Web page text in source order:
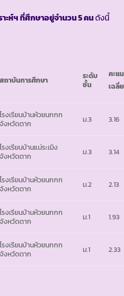
าะห์ฯ ที่ศึกษาอยู่จำนวน5 คนดังนี้
สถาบันการศึกษา
ระดับ
ชั้น
คะแ
เฉลี่ย
โรงเรียนบ้านห้วยนกกก
จังหวัดตาก
ม.3 3.16
โรงเรียนบ้านแม่ระเมิง
จังหวัดตาก
ม.3 3.14
โรงเรียนบ้านห้วยนกกก
จังหวัดตาก
ม.2 2.13
โรงเรียนบ้านห้วยนกกก
จังหวัดตาก
ม.1 1.93
โรงเรียนบ้านห้วยนกกก
จังหวัดตาก
ม.1 2.33